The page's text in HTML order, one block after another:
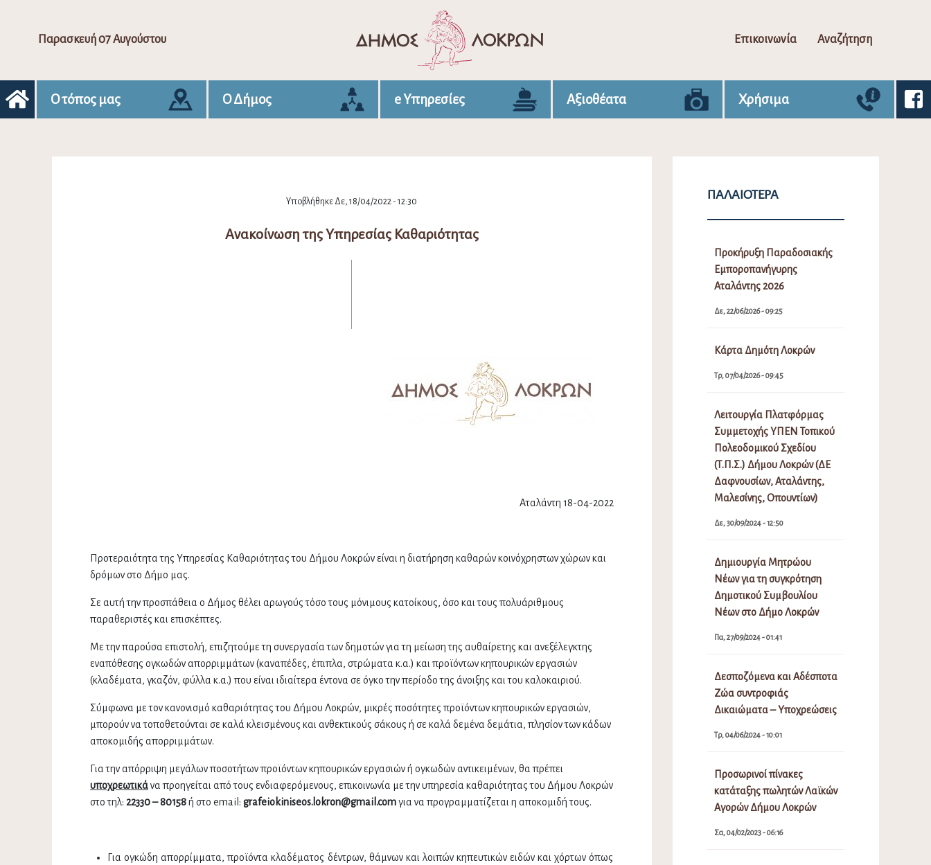
Παρασκευή 07 Αυγούστου Επικοινωνία Αναζήτηση
Ο τόπος μας Ο Δήμος e Υπηρεσίες Αξιοθέατα Χρήσιμα
Υποβλήθηκε Δε, 18/04/2022 - 12:30
Ανακοίνωση της Υπηρεσίας Καθαριότητας
Αταλάντη 18-04-2022
Προτεραιότητα της Υπηρεσίας Καθαριότητας του Δήμου Λοκρών είναι η διατήρηση καθαρών κοινόχρηστων χώρων και
δρόμων στο Δήμο μας.
Σε αυτή την προσπάθεια ο Δήμος θέλει αρωγούς τόσο τους μόνιμους κατοίκους, όσο και τους πολυάριθμους
παραθεριστές και επισκέπτες.
Με την παρούσα επιστολή, επιζητούμε τη συνεργασία των δημοτών για τη μείωση της αυθαίρετης και ανεξέλεγκτης
εναπόθεσης ογκωδών απορριμμάτων (καναπέδες, έπιπλα, στρώματα κ.α.) και προϊόντων κηπουρικών εργασιών
(κλαδέματα, γκαζόν, φύλλα κ.α.) που είναι ιδιαίτερα έντονα σε όγκο την περίοδο της άνοιξης και του καλοκαιριού.
Σύμφωνα με τον κανονισμό καθαριότητας του Δήμου Λοκρών, μικρές ποσότητες προϊόντων κηπουρικών εργασιών,
μπορούν να τοποθετούνται σε καλά κλεισμένους και ανθεκτικούς σάκους ή σε καλά δεμένα δεμάτια, πλησίον των κάδων
αποκομιδής απορριμμάτων.
Για την απόρριψη μεγάλων ποσοτήτων προϊόντων κηπουρικών εργασιών ή ογκωδών αντικειμένων, θα πρέπει
υποχρεωτικάνα προηγείται από τους ενδιαφερόμενους, επικοινωνία με την υπηρεσία καθαριότητας του Δήμου Λοκρών
στο τηλ: 22330 – 80158ή στο email: grafeiokiniseos.lokron@gmail.comγια να προγραμματίζεται η αποκομιδή τους.
Για ογκώδη απορρίμματα, προϊόντα κλαδέματος δέντρων, θάμνων και λοιπών κηπευτικών ειδών και χόρτων όπως
ΠΑΛΑΙΌΤΕΡΑ
Προκήρυξη Παραδοσιακής
Εμποροπανήγυρης
Αταλάντης 2026
Δε, 22/06/2026 - 09:25
Κάρτα Δημότη Λοκρών
Τρ, 07/04/2026 - 09:45
Λειτουργία Πλατφόρμας
Συμμετοχής ΥΠΕΝ Τοπικού
Πολεοδομικού Σχεδίου
(Τ.Π.Σ.) Δήμου Λοκρών (ΔΕ
Δαφνουσίων, Αταλάντης,
Μαλεσίνης, Οπουντίων)
Δε, 30/09/2024 - 12:50
Δημιουργία Μητρώου
Νέων για τη συγκρότηση
Δημοτικού Συμβουλίου
Νέων στο Δήμο Λοκρών
Πα, 27/09/2024 - 01:41
Δεσποζόμενα και Αδέσποτα
Ζώα συντροφιάς
Δικαιώματα – Υποχρεώσεις
Τρ, 04/06/2024 - 10:01
Προσωρινοί πίνακες
κατάταξης πωλητών Λαϊκών
Αγορών Δήμου Λοκρών
Σα, 04/02/2023 - 06:16